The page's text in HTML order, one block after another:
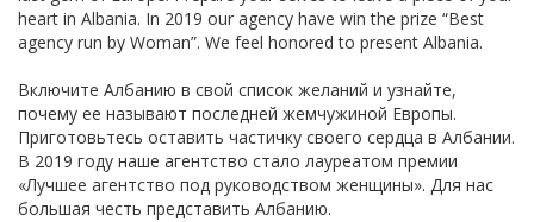
heart in Albania. In 2019 our agency have win the prize “Best
agency run by Woman”. We feel honored to present Albania.
Включите Албанию в свой список желаний и узнайте,
почему ее называют последней жемчужиной Европы.
Приготовьтесь оставить частичку своего сердца в Албании.
В 2019 году наше агентство стало лауреатом премии
«Лучшее агентство под руководством женщины». Для нас
большая честь представить Албанию.